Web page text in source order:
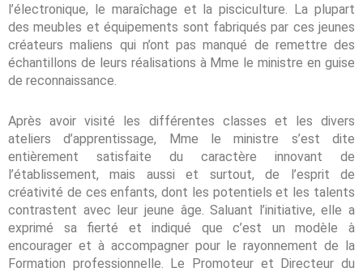
l’électronique, le maraîchage et la pisciculture. La plupart
des meubles et équipements sont fabriqués par ces jeunes
créateurs maliens qui n’ont pas manqué de remettre des
échantillons de leurs réalisations à Mme le ministre en guise
de reconnaissance.
Après avoir visité les différentes classes et les divers
ateliers d’apprentissage, Mme le ministre s’est dite
entièrement satisfaite du caractère innovant de
l’établissement, mais aussi et surtout, de l’esprit de
créativité de ces enfants, dont les potentiels et les talents
contrastent avec leur jeune âge. Saluant l’initiative, elle a
exprimé sa fierté et indiqué que c’est un modèle à
encourager et à accompagner pour le rayonnement de la
Formation professionnelle. Le Promoteur et Directeur du